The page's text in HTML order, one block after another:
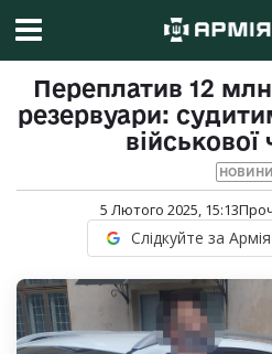
Переплатив 12
резервуари:
військової
НОВИНИ
5 Лютого 2025, 15:13
Слідкуйте за